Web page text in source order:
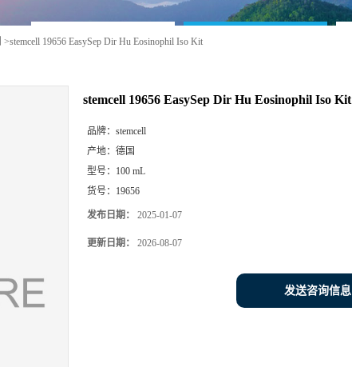
>stemcell 19656 EasySep Dir Hu Eosinophil Iso Kit
stemcell 19656 EasySep Dir Hu Eosinophil Iso Kit
品牌： stemcell
产地： 德国
型号： 100 mL
货号： 19656
发布日期： 2025-01-07
更新日期： 2026-08-07
发送咨询信息